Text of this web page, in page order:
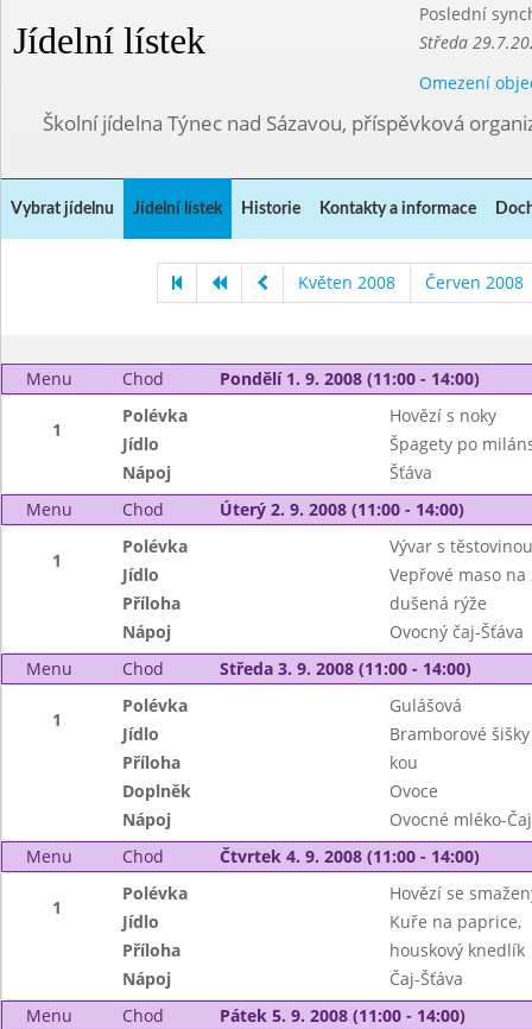
Jídelní lístek
Poslední
Středa
Omezení
Školní jídelna Týnec nad Sázavou, příspěvková
Vybrat jídelnu Jídelní lístek Historie Kontakty a informace
Květen 2008 Červen 2008
Menu Chod Pondělí 1. 9. 2008 (11:00 - 14:00)
1
Polévka
Hovězí s noky
Jídlo
Špagety po
Nápoj
Šťáva
Menu
Chod Úterý 2. 9. 2008 (11:00 - 14:00)
1
Polévka
Vývar s těstovinou
Jídlo
Vepřové maso na
Příloha
dušená rýže
Nápoj
Ovocný čaj-Šťáva
Menu
Chod Středa 3. 9. 2008 (11:00 - 14:00)
1
Polévka
Gulášová
Jídlo
Bramborové
Příloha
kou
Doplněk
Ovoce
Nápoj
Ovocné mléko-Čaj
Menu
Chod Čtvrtek 4. 9. 2008 (11:00 - 14:00)
1
Polévka
Hovězí se
Jídlo
Kuře na paprice,
Příloha
houskový knedlík
Nápoj
Čaj-Šťáva
Menu
Chod Pátek 5. 9. 2008 (11:00 - 14:00)